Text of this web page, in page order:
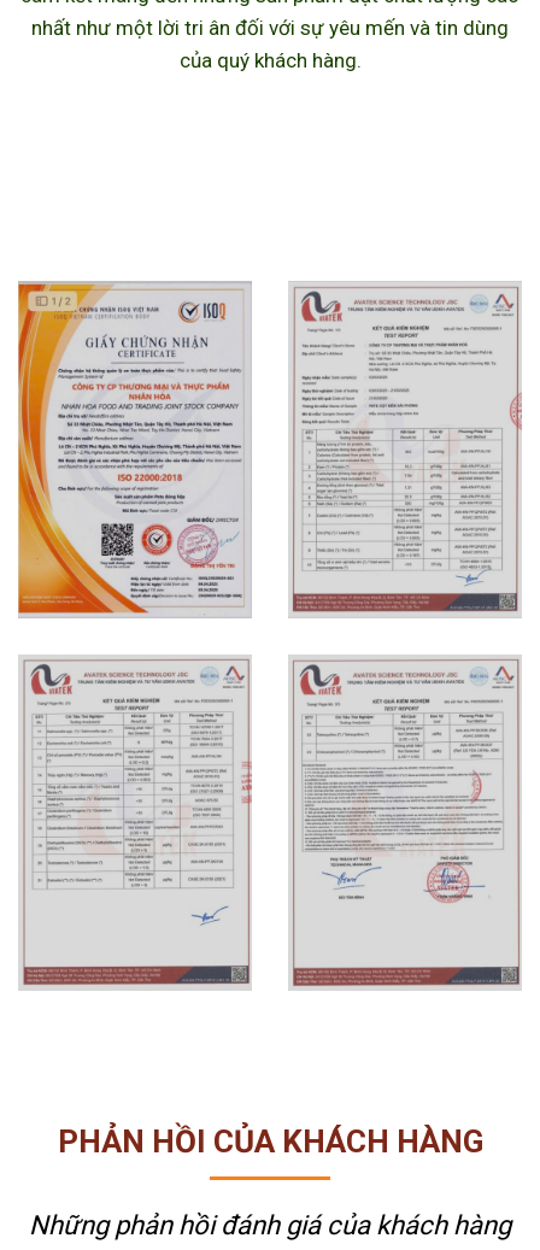
nhất như một lời tri ân đối với sự yêu mến và tin dùng
của quý khách hàng.
PHẢN HỒI CỦA KHÁCH HÀNG
Những phản hồi đánh giá của khách hàng